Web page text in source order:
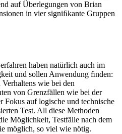
auf Überlegungen von Brian
in vier signiﬁkante Gruppen
haben natürlich auch im
und sollen Anwendung ﬁnden:
Verhaltens wie bei den
von Grenzfällen wie bei der
Fokus auf logische und technische
Test. All diese Methoden
Möglichkeit, Testfälle nach dem
möglich, so viel wie nötig.